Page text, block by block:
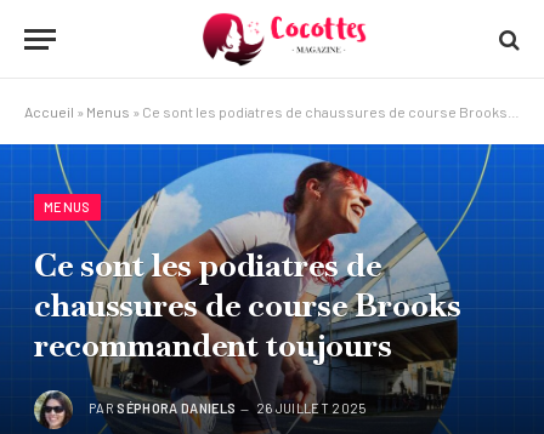
Accueil » Menus » Ce sont les podiatres de chaussures de course Brooks recommandent toujours
MENUS
Ce sont les podiatres de
chaussures de course Brooks
recommandent toujours
PARSÉPHORA DANIELS 26 JUILLET 2025